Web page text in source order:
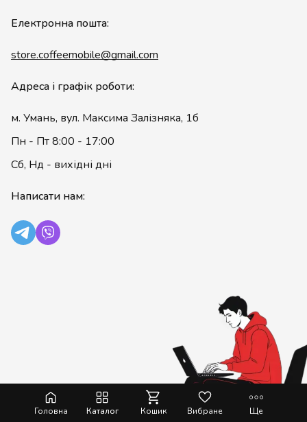
Електронна пошта:
store.coffeemobile@gmail.com
Адреса і графік роботи:
м. Умань, вул. Максима Залізняка, 1б
Пн - Пт 8:00 - 17:00
Сб, Нд - вихідні дні
Написати нам:
Головна Каталог Кошик Вибране Ще